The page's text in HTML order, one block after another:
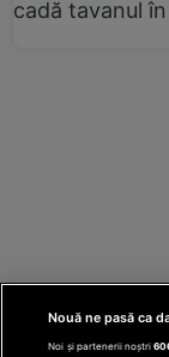
cadă tavanul în
Nouă ne pasă ca
Noi și partenerii noștri